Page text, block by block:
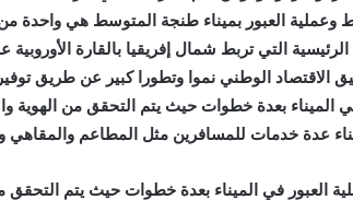
وعملية العبور بميناء طنجة المتوسط هي واحدة
الرئيسية التي تربط شمال إفريقيا بالقارة
الاقتصاد الوطني نموا وتطورا كبير عن طريق
في الميناء بعدة خطوات حيث يتم التحقق من الهوية
عدة خدمات للمسافرين مثل المطاعم والمقاهي
العبور في الميناء بعدة خطوات حيث يتم التحقق